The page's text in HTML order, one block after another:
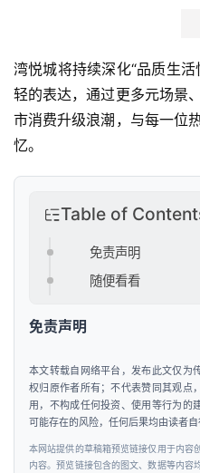
人
工
智
能
行
资
讯
湾悦城将持续深化“品质生
轻的表达，通过更多元场景
市消费升级浪潮，与每一位
忆。
Table of
免责声明
随便看看
免责声明
本文转载自网络平台，发布此文仅为
权归原作者所有；不代表赞同其观点
用，不构成任何投资、使用等行为的
可能存在的风险，任何后果均由读者自
本网站提供的草稿箱预览链接仅用于内容
内容。预览链接包含的图文、数据等内容